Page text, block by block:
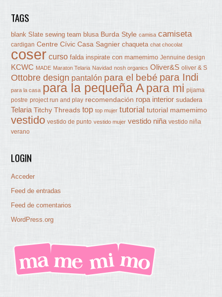
TAGS
blank Slate sewing team blusa Burda Style camisa camiseta
cardigan Centre Cívic Casa Sagnier chaqueta chat chocolat
coser curso falda inspirate con mamemimo Jennuine design
KCWC MADE Maraton Telaria Navidad nosh organics Oliver&S oliver & S
Ottobre design pantalón para el bebé para Indi
para la casa para la pequeña A para mi pijama
postre project run and play recomendación ropa interior sudadera
Telaria Titchy Threads top top mujer tutorial tutorial mamemimo
vestido vestido de punto vestido mujer vestido niña vestido niña
verano
LOGIN
Acceder
Feed de entradas
Feed de comentarios
WordPress.org